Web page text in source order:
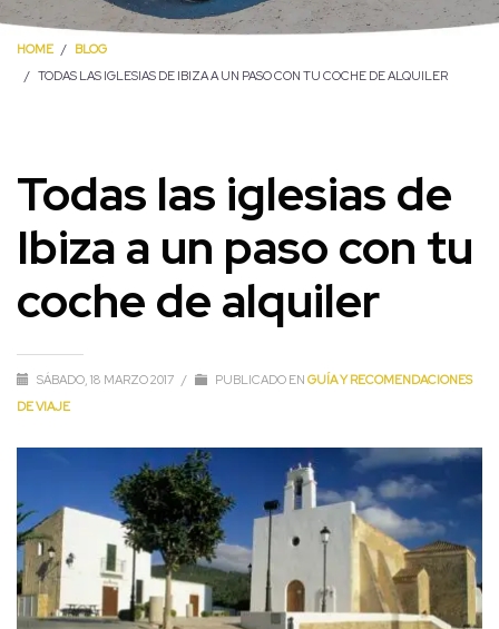
HOME
BLOG
TODAS LAS IGLESIAS DE IBIZA A UN PASO CON TU COCHE DE ALQUILER
Todas las iglesias de
Ibiza a un paso con tu
coche de alquiler
SÁBADO, 18 MARZO 2017 / PUBLICADO EN GUÍA Y RECOMENDACIONES
DE VIAJE